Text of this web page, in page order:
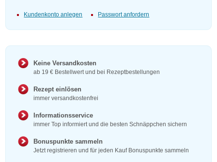
Kundenkonto anlegen Passwort anfordern
Keine Versandkosten
ab 19 € Bestellwert und bei Rezeptbestellungen
Rezept einlösen
immer versandkostenfrei
Informationsservice
immer Top informiert und die besten Schnäppchen sichern
Bonuspunkte sammeln
Jetzt registrieren und für jeden Kauf Bonuspunkte sammeln